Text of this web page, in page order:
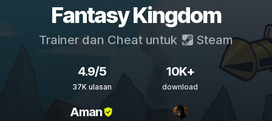
Fantasy Kingdom
Trainer dan Cheat untuk Steam
4.9/5
37K ulasan
10K+
download
Aman